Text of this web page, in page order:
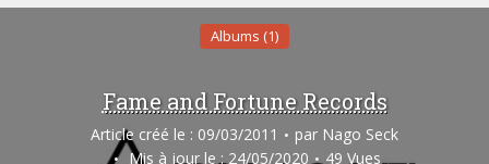
Albums (1)
Fame and Fortune Records
Article créé le : 09/03/2011 par Nago Seck
Mis à jour le : 24/05/2020
49 Vues